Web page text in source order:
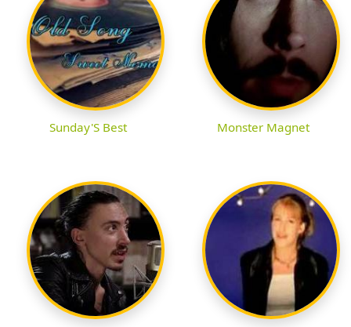
Sunday'S Best Monster Magnet